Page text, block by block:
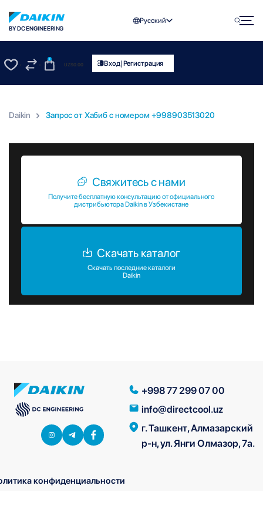
BY DC ENGINEERING
Русский
0
UZS0.00 Вход|Регистрация
Daikin Запрос от Хабиб c номером +998903513020
Свяжитесь с нами
Получите бесплатную консультацию от официального
дистрибьютора Daikin в Узбекистане
Скачать каталог
Скачать последние каталоги
Daikin
+998 77 299 07 00
info@directcool.uz
г. Ташкент, Алмазарский
р-н, ул. Янги Олмазор, 7а.
конфиденциальности